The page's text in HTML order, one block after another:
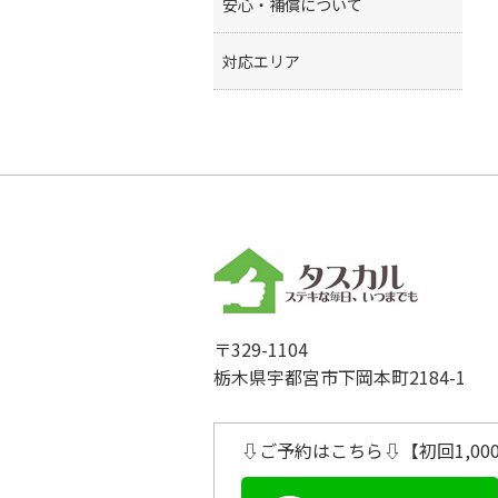
安心・補償について
対応エリア
〒329-1104
栃木県宇都宮市下岡本町2184-1
⇩ご予約はこちら⇩【初回1,000